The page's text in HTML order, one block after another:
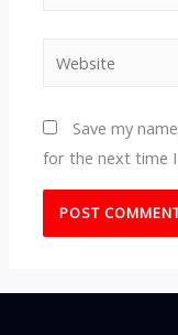
Save my
for the next time